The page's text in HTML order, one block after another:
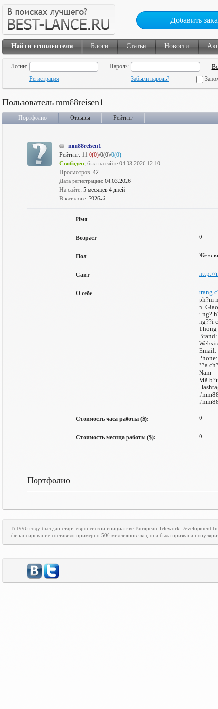
Добавить
Найти исполнителя Блоги Статьи Новости
Логин:
Пароль:
Регистрация
Забыли пароль?
Пользователь mm88reisen1
Портфолио Отзывы Рейтинг
mm88reisen1
Рейтинг: 11 0(0)/0(0)/0(0)
Свободен, был на сайте 04.03.2026 12:10
Просмотров: 42
Дата регистрации: 04.03.2026
На сайте: 5 месяцев 4 дней
В каталоге: 3926-й
Имя
Возраст 0
Пол
Сайт http://
О себе
trang
ph?m
n.
i ng?
ng??i
Email:
??a
Nam
Mã
Стоимость часа работы ($): 0
Стоимость месяца работы ($): 0
Портфолио
В 1996 году был дан старт европейской инициативе European Telework Development
финансирование составило примерно 500 миллионов экю, она была призвана